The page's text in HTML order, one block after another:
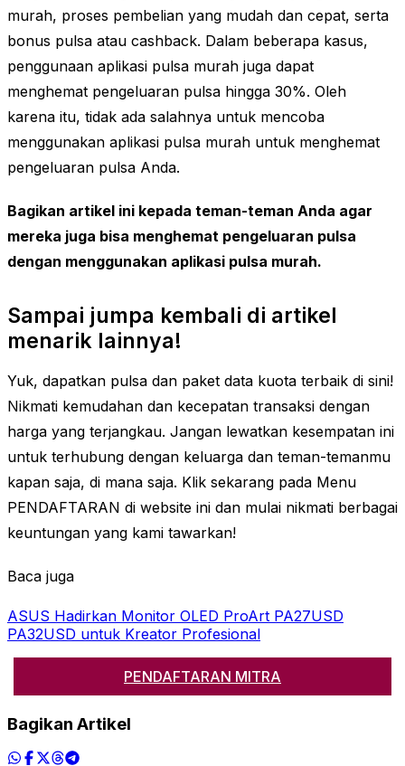
murah, proses pembelian yang mudah dan cepat, serta
bonus pulsa atau cashback. Dalam beberapa kasus,
penggunaan aplikasi pulsa murah juga dapat
menghemat pengeluaran pulsa hingga 30%. Oleh
karena itu, tidak ada salahnya untuk mencoba
menggunakan aplikasi pulsa murah untuk menghemat
pengeluaran pulsa Anda.
Bagikan artikel ini kepada teman-teman Anda agar
mereka juga bisa menghemat pengeluaran pulsa
dengan menggunakan aplikasi pulsa murah.
Sampai jumpa kembali di artikel
menarik lainnya!
Yuk, dapatkan pulsa dan paket data kuota terbaik di sini!
Nikmati kemudahan dan kecepatan transaksi dengan
harga yang terjangkau. Jangan lewatkan kesempatan ini
untuk terhubung dengan keluarga dan teman-temanmu
kapan saja, di mana saja. Klik sekarang pada Menu
PENDAFTARAN di website ini dan mulai nikmati berbagai
keuntungan yang kami tawarkan!
Baca juga
ASUS Hadirkan Monitor OLED ProArt PA27USD
PA32USD untuk Kreator Profesional
PENDAFTARAN MITRA
Bagikan Artikel